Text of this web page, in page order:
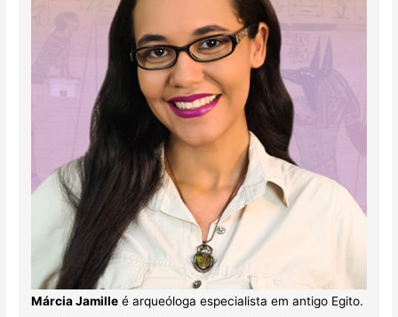
Márcia Jamilleé arqueóloga especialista em antigo Egito.